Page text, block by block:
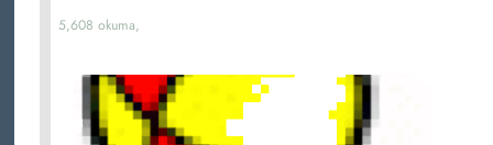
5,608 okuma,